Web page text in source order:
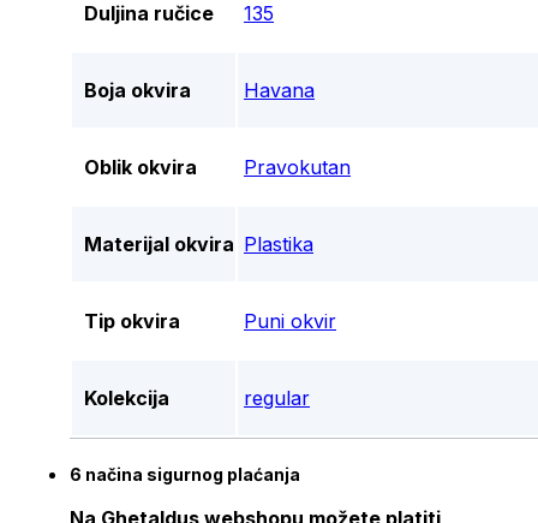
Duljina ručice 135
Boja okvira Havana
Oblik okvira Pravokutan
Materijal okvira Plastika
Tip okvira Puni okvir
Kolekcija regular
6 načina sigurnog plaćanja